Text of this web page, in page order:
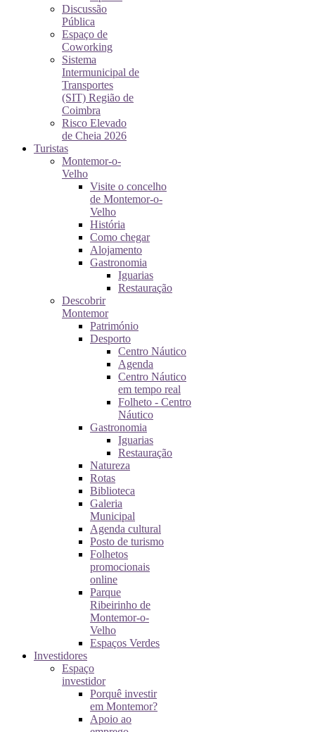
Discussão
Pública
Espaço de
Coworking
Sistema
Intermunicipal de
Transportes
(SIT) Região de
Coimbra
Risco Elevado
de Cheia 2026
Turistas
Montemor-o-
Velho
Visite o concelho
de Montemor-o-
Velho
História
Como chegar
Alojamento
Gastronomia
Iguarias
Restauração
Descobrir
Montemor
Património
Desporto
Centro Náutico
Agenda
Centro Náutico
em tempo real
Folheto - Centro
Náutico
Gastronomia
Iguarias
Restauração
Natureza
Rotas
Biblioteca
Galeria
Municipal
Agenda cultural
Posto de turismo
Folhetos
promocionais
online
Parque
Ribeirinho de
Montemor-o-
Velho
Espaços Verdes
Investidores
Espaço
investidor
Porquê investir
em Montemor?
Apoio ao